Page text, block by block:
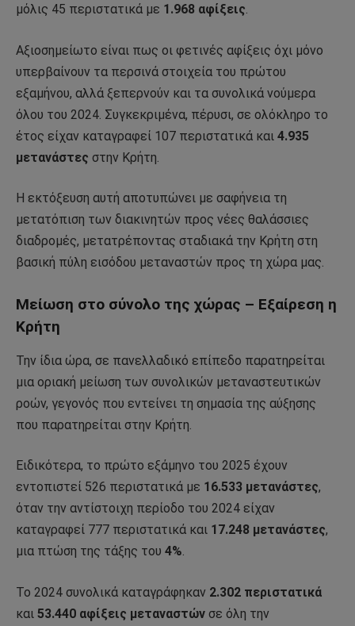
μόλις 45 περιστατικά με 1.968 αφίξεις.
Αξιοσημείωτο είναι πως οι φετινές αφίξεις όχι μόνο
υπερβαίνουν τα περσινά στοιχεία του πρώτου
εξαμήνου, αλλά ξεπερνούν και τα συνολικά νούμερα
όλου του 2024. Συγκεκριμένα, πέρυσι, σε ολόκληρο το
έτος είχαν καταγραφεί 107 περιστατικά και 4.935
μετανάστες στην Κρήτη.
Η εκτόξευση αυτή αποτυπώνει με σαφήνεια τη
μετατόπιση των διακινητών προς νέες θαλάσσιες
διαδρομές, μετατρέποντας σταδιακά την Κρήτη στη
βασική πύλη εισόδου μεταναστών προς τη χώρα μας.
Μείωση στο σύνολο της χώρας – Εξαίρεση η
Κρήτη
Την ίδια ώρα, σε πανελλαδικό επίπεδο παρατηρείται
μια οριακή μείωση των συνολικών μεταναστευτικών
ροών, γεγονός που εντείνει τη σημασία της αύξησης
που παρατηρείται στην Κρήτη.
Ειδικότερα, το πρώτο εξάμηνο του 2025 έχουν
εντοπιστεί 526 περιστατικά με 16.533 μετανάστες,
όταν την αντίστοιχη περίοδο του 2024 είχαν
καταγραφεί 777 περιστατικά και 17.248 μετανάστες,
μια πτώση της τάξης του 4%.
Το 2024 συνολικά καταγράφηκαν 2.302 περιστατικά
και 53.440 αφίξεις μεταναστών σε όλη την